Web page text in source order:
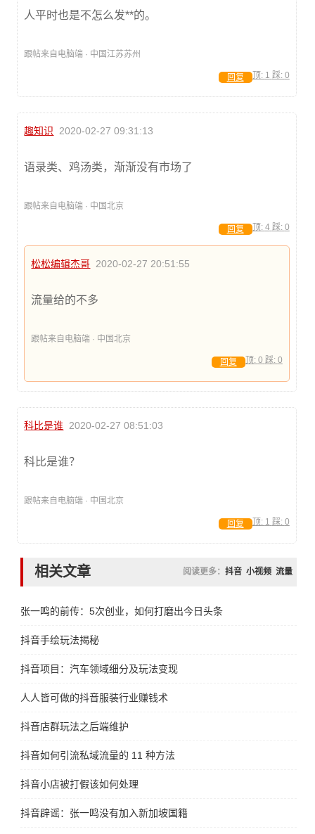
人平时也是不怎么发**的。
跟帖来自电脑端 · 中国江苏苏州
顶: 1 踩: 0
回复
趣知识 2020-02-27 09:31:13
语录类、鸡汤类，渐渐没有市场了
跟帖来自电脑端 · 中国北京
顶: 4 踩: 0
回复
松松编辑杰哥 2020-02-27 20:51:55
流量给的不多
跟帖来自电脑端 · 中国北京
顶: 0 踩: 0
回复
科比是谁 2020-02-27 08:51:03
科比是谁？
跟帖来自电脑端 · 中国北京
顶: 1 踩: 0
回复
相关文章 阅读更多： 抖音 小视频 流量
张一鸣的前传：5次创业，如何打磨出今日头条
抖音手绘玩法揭秘
抖音项目：汽车领域细分及玩法变现
人人皆可做的抖音服装行业赚钱术
抖音店群玩法之后端维护
抖音如何引流私域流量的 11 种方法
抖音小店被打假该如何处理
抖音辟谣：张一鸣没有加入新加坡国籍